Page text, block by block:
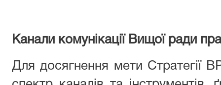
Канали комунікації Вищої ради
Для досягнення мети Стратегії